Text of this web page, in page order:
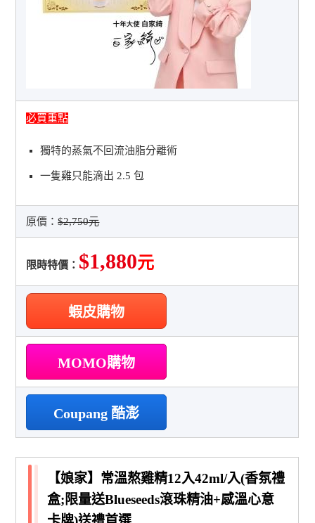
必買重點
獨特的蒸氣不回流油脂分離術
一隻雞只能滴出 2.5 包
原價：$2,750元
限時特價： $1,880元
蝦皮購物
MOMO購物
Coupang 酷澎
【娘家】常溫熬雞精12入42ml/入(香氛禮
盒;限量送Blueseeds滾珠精油+感溫心意